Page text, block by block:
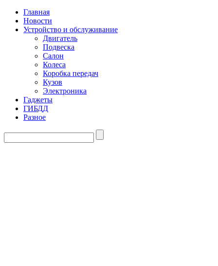
Главная
Новости
Устройство и обслуживание
Двигатель
Подвеска
Салон
Колеса
Коробка передач
Кузов
Электроника
Гаджеты
ГИБДД
Разное